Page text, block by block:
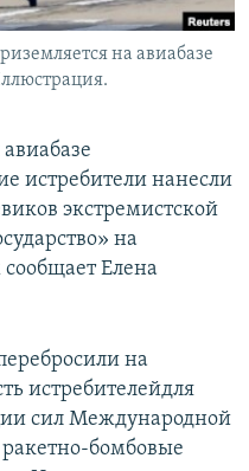
на авиабазе
истребители нанесли
экстремистской
на
Елена
на
истребителейдля
сил Международной
бомбовые